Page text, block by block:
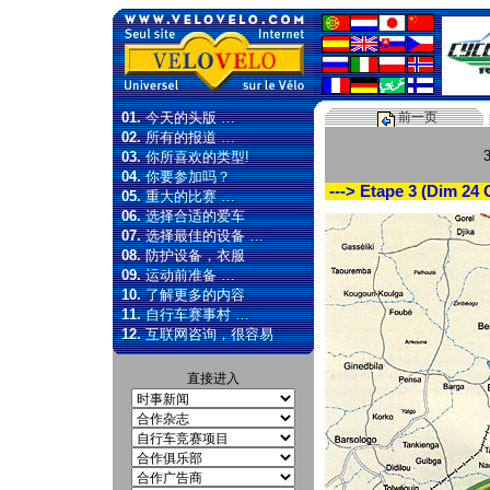
01.今天的头版 …
02.所有的报道 …
03.你所喜欢的类型!
04.你要参加吗？
05.重大的比赛 …
06.选择合适的爱车
07.选择最佳的设备 …
08.防护设备，衣服
09.运动前准备 …
10.了解更多的内容
11.自行车赛事村 …
12.互联网咨询，很容易
直接进入
前一页
---> Etape 3 (Dim 24